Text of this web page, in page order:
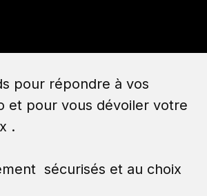
pour répondre à vos
et pour vous dévoiler votre
.
sécurisés et au choix